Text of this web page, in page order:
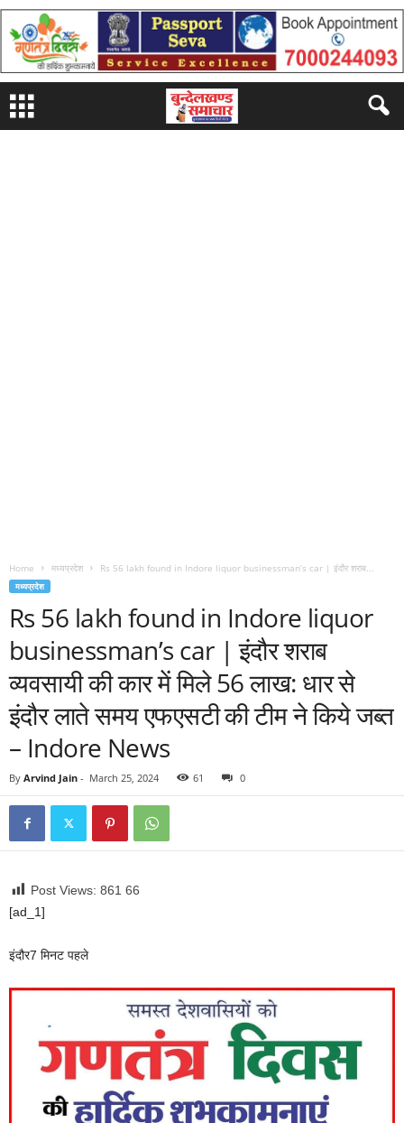
Home मध्यप्रदेश Rs 56 lakh found in Indore liquor businessman’s car | इंदौर शराब...
मध्यप्रदेश
Rs 56 lakh found in Indore liquor
businessman’s car | इंदौर शराब
व्यवसायी की कार में मिले 56 लाख: धार से
इंदौर लाते समय एफएसटी की टीम ने किये जब्त
– Indore News
By Arvind Jain - March 25, 2024 61 0
Post Views: 861 66
[ad_1]
इंदौर7 मिनट पहले